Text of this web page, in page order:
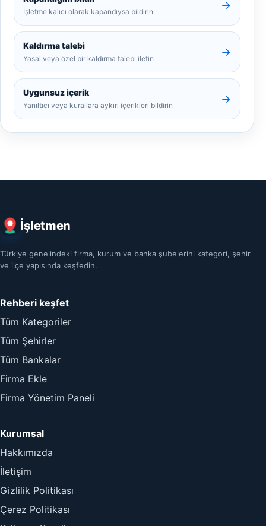
İşletme kalıcı olarak kapandıysa bildirin
→
Kaldırma talebi
Yasal veya özel bir kaldırma talebi iletin
→
Uygunsuz içerik
Yanıltıcı veya kurallara aykırı içerikleri bildirin
→
İşletmen
Türkiye genelindeki firma, kurum ve banka şubelerini kategori, şehir
ve ilçe yapısında keşfedin.
Rehberi keşfet
Tüm Kategoriler
Tüm Şehirler
Tüm Bankalar
Firma Ekle
Firma Yönetim Paneli
Kurumsal
Hakkımızda
İletişim
Gizlilik Politikası
Çerez Politikası